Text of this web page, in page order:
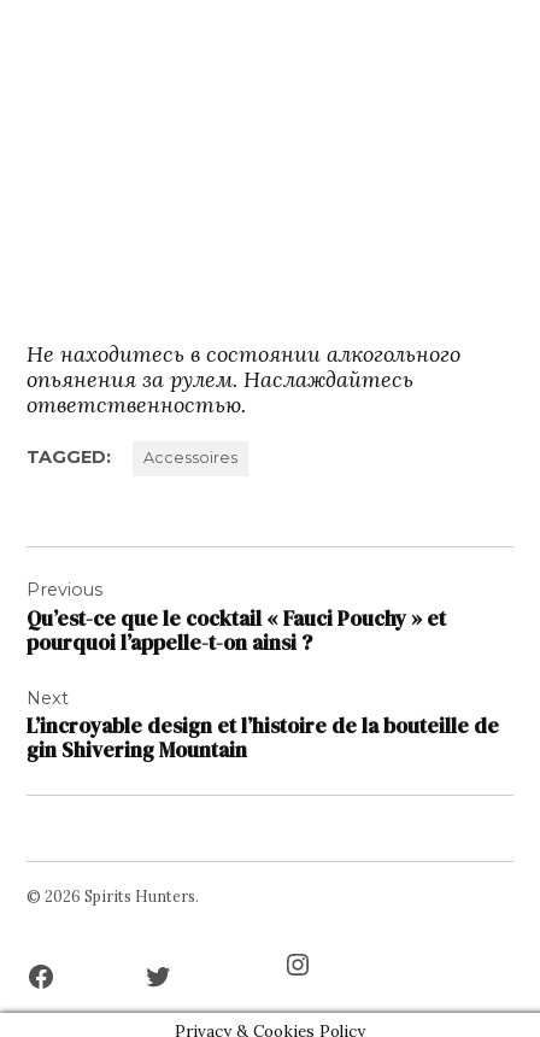
Не находитесь в состоянии алкогольного
опьянения за рулем. Наслаждайтесь
ответственностью.
TAGGED: Accessoires
de
l’article
Previous
Qu’est-ce que le cocktail « Fauci Pouchy » et
pourquoi l’appelle-t-on ainsi ?
Next
L’incroyable design et l’histoire de la bouteille de
gin Shivering Mountain
© 2026 Spirits Hunters.
Privacy & Cookies Policy